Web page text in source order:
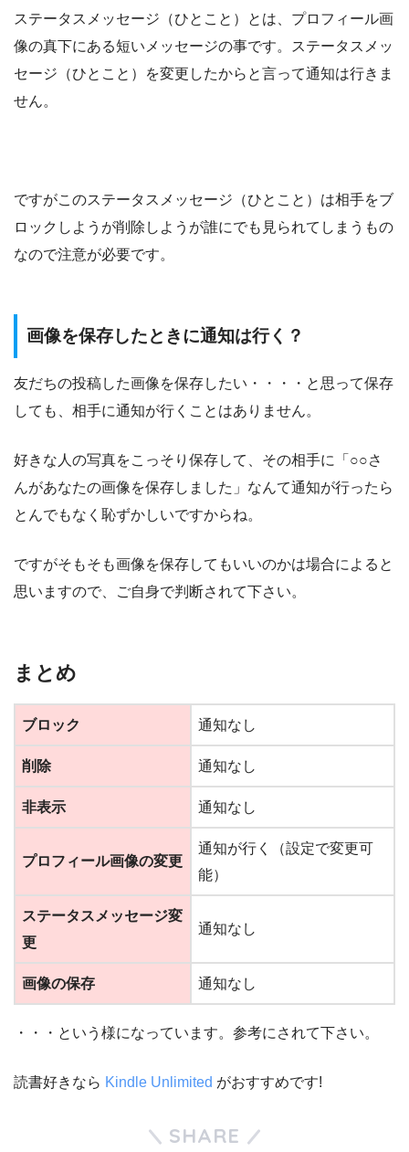
ステータスメッセージ（ひとこと）とは、プロフィール画
像の真下にある短いメッセージの事です。ステータスメッ
セージ（ひとこと）を変更したからと言って通知は行きま
せん。
ですがこのステータスメッセージ（ひとこと）は相手をブ
ロックしようが削除しようが誰にでも見られてしまうもの
なので注意が必要です。
画像を保存したときに通知は行く？
友だちの投稿した画像を保存したい・・・・と思って保存
しても、相手に通知が行くことはありません。
好きな人の写真をこっそり保存して、その相手に「○○さ
んがあなたの画像を保存しました」なんて通知が行ったら
とんでもなく恥ずかしいですからね。
ですがそもそも画像を保存してもいいのかは場合によると
思いますので、ご自身で判断されて下さい。
まとめ
ブロック 通知なし
削除 通知なし
非表示 通知なし
プロフィール画像の変更
通知が行く（設定で変更可
能）
ステータスメッセージ変
更
通知なし
画像の保存 通知なし
・・・という様になっています。参考にされて下さい。
読書好きなら Kindle Unlimited がおすすめです!
SHARE